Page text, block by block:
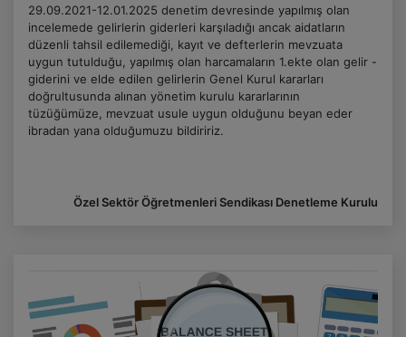
29.09.2021-12.01.2025 denetim devresinde yapılmış olan
incelemede gelirlerin giderleri karşıladığı ancak aidatların
düzenli tahsil edilemediği, kayıt ve defterlerin mevzuata
uygun tutulduğu, yapılmış olan harcamaların 1.ekte olan gelir -
giderini ve elde edilen gelirlerin Genel Kurul kararları
doğrultusunda alınan yönetim kurulu kararlarının
tüzüğümüze, mevzuat usule uygun olduğunu beyan eder
ibradan yana olduğumuzu bildiririz.
Özel Sektör Öğretmenleri Sendikası Denetleme Kurulu